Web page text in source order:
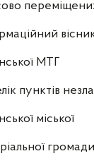
МТГ
пунктів
міської
громади